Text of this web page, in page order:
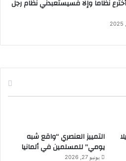
نظاماً وإلا فسيستعبدني نظام رجل
التمييز العنصري “واقع شبه
يومي” للمسلمين في ألمانيا
يونيو 27, 2026